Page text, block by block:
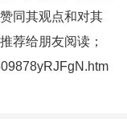
同其观点和对其
荐给朋友阅读；